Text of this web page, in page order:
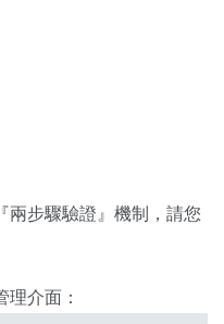
兩步驟驗證』機制，請您
理介面：